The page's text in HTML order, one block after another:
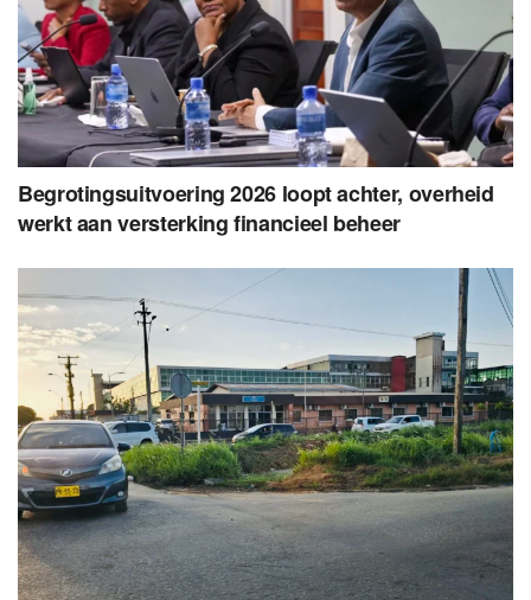
Begrotingsuitvoering 2026 loopt achter, overheid
werkt aan versterking financieel beheer